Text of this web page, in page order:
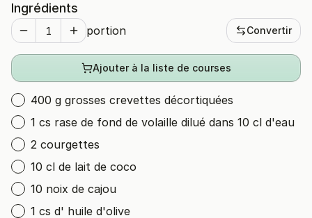
Ingrédients
portion Convertir
Ajouter à la liste de courses
400 g grosses crevettes décortiquées
1 cs rase de fond de volaille dilué dans 10 cl d'eau
2 courgettes
10 cl de lait de coco
10 noix de cajou
1 cs d' huile d'olive